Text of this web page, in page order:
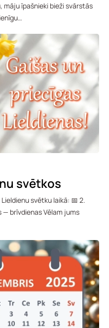
māju īpašnieki bieži svārstās
svētkos
svētku laikā: 📅 2.
brīvdienas Vēlam jums